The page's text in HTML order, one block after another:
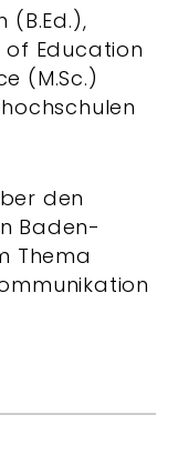
(B.Ed.),
of Education
(M.Sc.)
den
Baden-
Thema